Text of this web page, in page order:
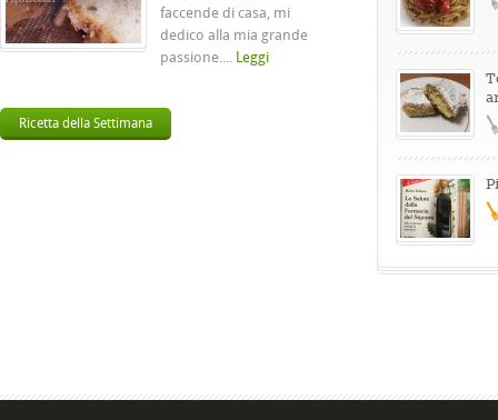
faccende di casa, mi
dedico alla mia grande
passione.... Leggi
Ricetta della Settimana